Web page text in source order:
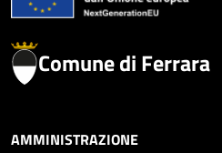
Comune di Ferrara
AMMINISTRAZIONE